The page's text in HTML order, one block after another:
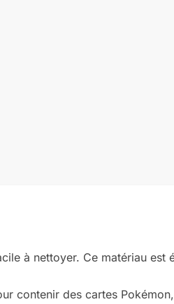
à nettoyer. Ce matériau est
contenir des cartes